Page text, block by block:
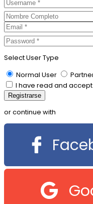
Select User Type
Normal User
I have read and
or continue with